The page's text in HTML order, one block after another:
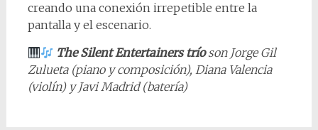
creando una conexión irrepetible entre la
pantalla y el escenario.
The Silent Entertainers tríoson Jorge Gil
Zulueta (piano y composición), Diana Valencia
(violín) y Javi Madrid (batería)